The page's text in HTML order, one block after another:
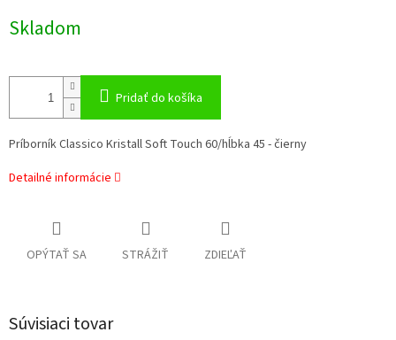
cena:
Skladom
Pridať do košíka
Príborník Classico Kristall Soft Touch 60/hĺbka 45 - čierny
Detailné informácie
OPÝTAŤ SA STRÁŽIŤ ZDIEĽAŤ
Súvisiaci tovar